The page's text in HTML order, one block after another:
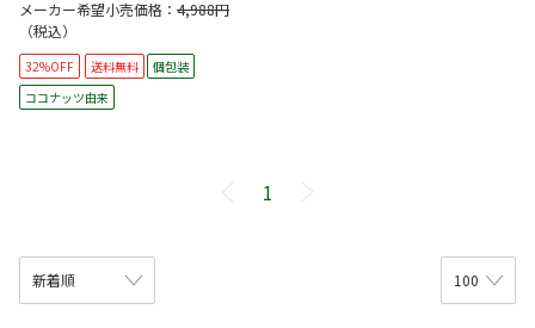
メーカー希望小売価格： 4,988円
（税込）
32%OFF 送料無料
個包装
ココナッツ由来
1